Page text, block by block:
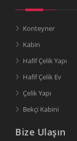
Konteyner
Kabin
Hafif Çelik Yapı
Hafif Çelik Ev
Çelik Yapı
Bekçi Kabini
Bize Ulaşın